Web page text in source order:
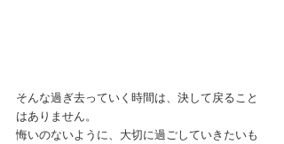
そんな過ぎ去っていく時間は、決して戻ること
はありません。
悔いのないように、大切に過ごしていきたいも